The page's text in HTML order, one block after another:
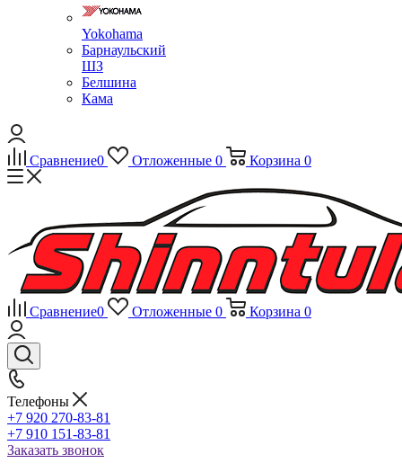
Yokohama
Барнаульский
ШЗ
Белшина
Кама
Сравнение0 Отложенные 0 Корзина 0
Сравнение0 Отложенные 0 Корзина 0
Телефоны
+7 920 270-83-81
+7 910 151-83-81
Заказать звонок